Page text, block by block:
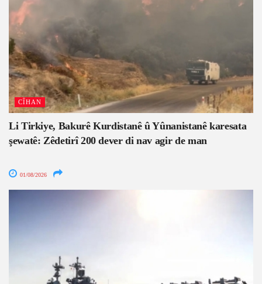
CÎHAN
Li Tirkiye, Bakurê Kurdistanê û Yûnanistanê karesata
şewatê: Zêdetirî 200 dever di nav agir de man
01/08/2026